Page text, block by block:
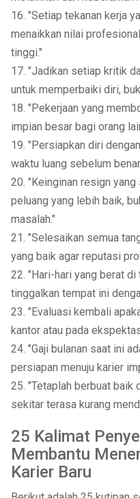
16. "Setiap tekanan kerja
menaikkan nilai
tinggi."
17. "Jadikan setiap kritik
untuk memperbaiki diri,
18. "Pekerjaan yang
impian besar bagi orang
19. "Persiapkan diri
waktu luang sebelum
20. "Keinginan resign
peluang yang lebih baik,
masalah."
21. "Selesaikan semua
yang baik agar reputasi
22. "Hari-hari yang berat
tinggalkan tempat ini
23. "Evaluasi kembali
kantor atau pada
24. "Gaji bulanan saat ini
persiapan menuju karier
25. "Tetaplah berbuat baik
sekitar terasa kurang
25 Kalimat
Membantu
Karier Baru